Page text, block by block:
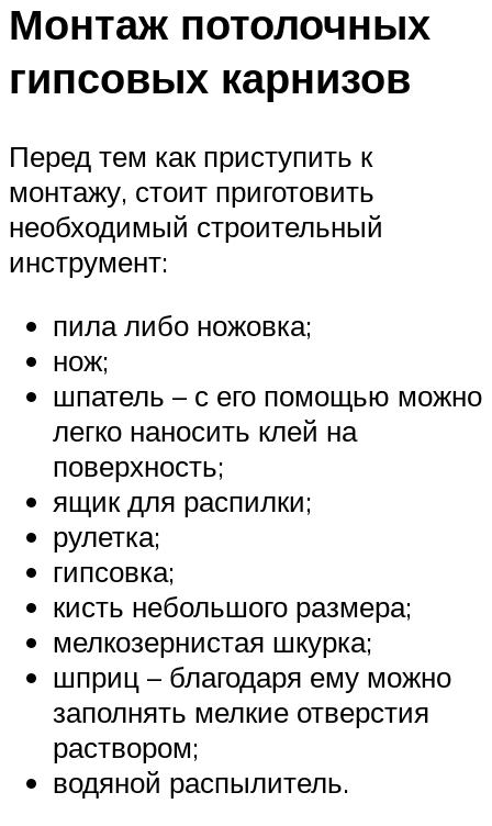
Монтаж потолочных
гипсовых карнизов
Перед тем как приступить к
монтажу, стоит приготовить
необходимый строительный
инструмент:
пила либо ножовка;
нож;
шпатель – с его помощью можно
легко наносить клей на
поверхность;
ящик для распилки;
рулетка;
гипсовка;
кисть небольшого размера;
мелкозернистая шкурка;
шприц – благодаря ему можно
заполнять мелкие отверстия
раствором;
водяной распылитель.